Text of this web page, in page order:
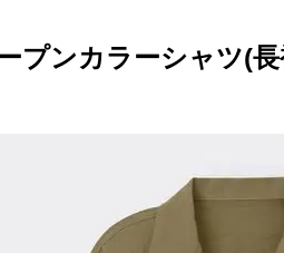
プンカラーシャツ(